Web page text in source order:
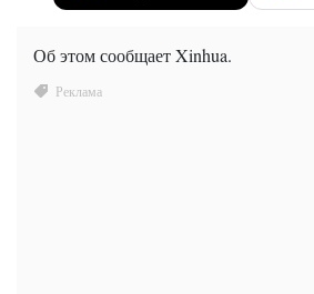
Об этом сообщает Xinhua.